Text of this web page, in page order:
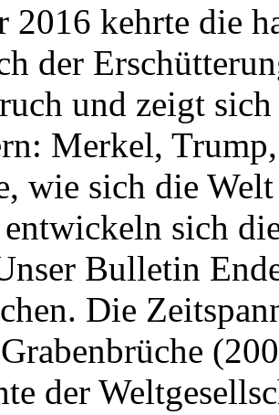
2016 kehrte die
der
und zeigt
Merkel,
wie sich die
sich
Bulletin
Die
der